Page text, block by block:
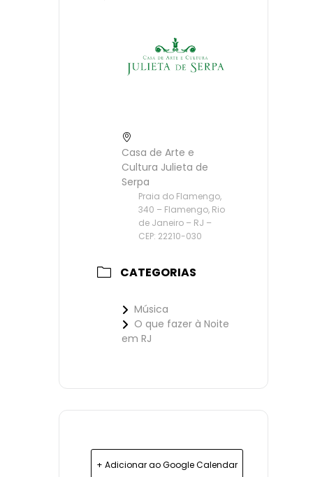
Casa de Arte e
Cultura Julieta de
Serpa
Praia do Flamengo,
340 – Flamengo, Rio
de Janeiro – RJ –
CEP: 22210-030
CATEGORIAS
Música
O que fazer à Noite
em RJ
+ Adicionar ao Google Calendar